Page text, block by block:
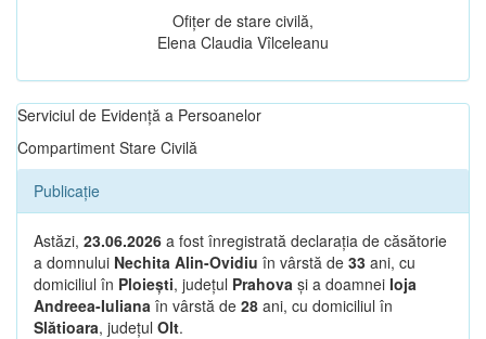
Ofițer de stare civilă,
Elena Claudia Vîlceleanu
Serviciul de Evidență a Persoanelor
Compartiment Stare Civilă
Publicație
Astăzi, 23.06.2026 a fost înregistrată declarația de căsătorie
a domnului Nechita Alin-Ovidiu în vârstă de 33 ani, cu
domiciliul în Ploiești, județul Prahova și a doamnei Ioja
Andreea-Iuliana în vârstă de 28 ani, cu domiciliul în
Slătioara, județul Olt.